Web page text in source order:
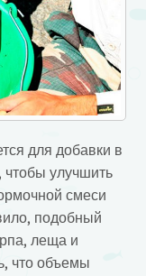
для добавки в
улучшить
смеси
подобный
леща и
что объемы